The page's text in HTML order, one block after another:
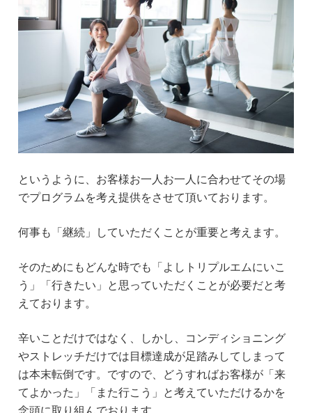
というように、お客様お一人お一人に合わせてその場
でプログラムを考え提供をさせて頂いております。
何事も「継続」していただくことが重要と考えます。
そのためにもどんな時でも「よしトリプルエムにいこ
う」「行きたい」と思っていただくことが必要だと考
えております。
辛いことだけではなく、しかし、コンディショニング
やストレッチだけでは目標達成が足踏みしてしまって
は本末転倒です。ですので、どうすればお客様が「来
てよかった」「また行こう」と考えていただけるかを